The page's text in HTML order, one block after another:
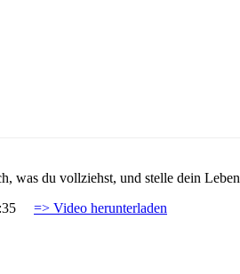
was du vollziehst, und stelle dein
=> Video herunterladen